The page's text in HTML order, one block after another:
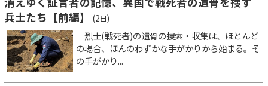
兵士たち【前編】
(2日)
烈士(戦死者)の遺骨の捜索・収集は、ほとんど
の場合、ほんのわずかな手がかりから始まる。そ
の手がかり...